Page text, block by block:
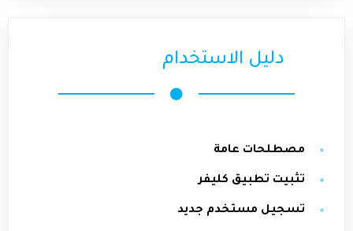
دليل الاستخدام
مصطلحات عامة
تثبيت تطبيق كليفر
تسجيل مستخدم جديد